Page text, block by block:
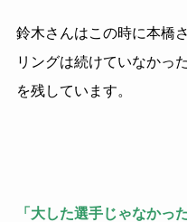
鈴木さんはこの時に本橋
リングは続けていなかっ
を残しています。
「大した選手じゃなかっ